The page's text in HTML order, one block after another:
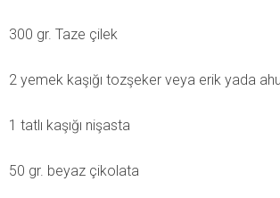
300 gr. Taze çilek
2 yemek kaşığı tozşeker veya erik yada
1 tatlı kaşığı nişasta
50 gr. beyaz çikolata